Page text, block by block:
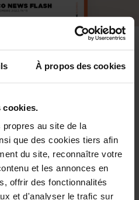
À propos des cookies
au site de la
que des cookies tiers afin
du site, reconnaître votre
et les annonces en
offrir des fonctionnalités
et d'analyser le trafic sur